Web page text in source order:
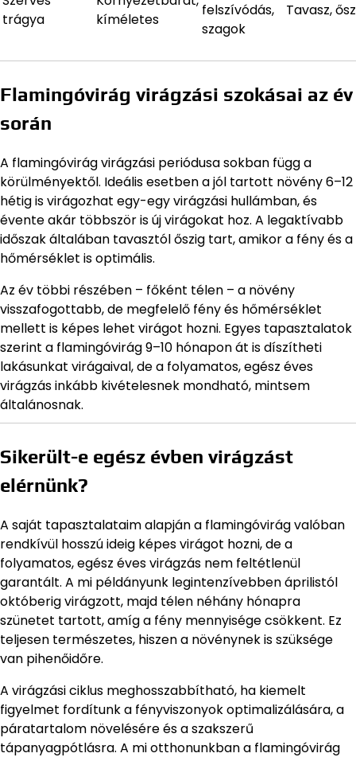
trágya
kíméletes
felszívódás,
szagok
Tavasz, ősz
Flamingóvirág virágzási szokásai az év
során
A flamingóvirág virágzási periódusa sokban függ a
körülményektől. Ideális esetben a jól tartott növény 6–12
hétig is virágozhat egy-egy virágzási hullámban, és
évente akár többször is új virágokat hoz. A legaktívabb
időszak általában tavasztól őszig tart, amikor a fény és a
hőmérséklet is optimális.
Az év többi részében – főként télen – a növény
visszafogottabb, de megfelelő fény és hőmérséklet
mellett is képes lehet virágot hozni. Egyes tapasztalatok
szerint a flamingóvirág 9–10 hónapon át is díszítheti
lakásunkat virágaival, de a folyamatos, egész éves
virágzás inkább kivételesnek mondható, mintsem
általánosnak.
Sikerült-e egész évben virágzást
elérnünk?
A saját tapasztalataim alapján a flamingóvirág valóban
rendkívül hosszú ideig képes virágot hozni, de a
folyamatos, egész éves virágzás nem feltétlenül
garantált. A mi példányunk legintenzívebben áprilistól
októberig virágzott, majd télen néhány hónapra
szünetet tartott, amíg a fény mennyisége csökkent. Ez
teljesen természetes, hiszen a növénynek is szüksége
van pihenőidőre.
A virágzási ciklus meghosszabbítható, ha kiemelt
figyelmet fordítunk a fényviszonyok optimalizálására, a
páratartalom növelésére és a szakszerű
tápanyagpótlásra. A mi otthonunkban a flamingóvirág